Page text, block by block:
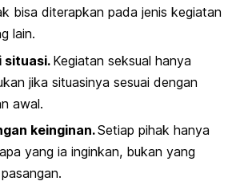
bisa diterapkan pada jenis kegiatan
lain.
situasi. Kegiatan seksual hanya
jika situasinya sesuai dengan
awal.
keinginan.Setiap pihak hanya
yang ia inginkan, bukan yang